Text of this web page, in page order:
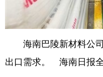
海南巴陵新材料公司
出口需求。 海南日报